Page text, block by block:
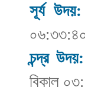
সূর্য উদয়:
চন্দ্র উদয়:
বিকাল